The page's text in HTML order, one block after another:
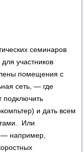
семинаров
участников
помещения с
сеть, — где
подключить
и дать всем
Или
— например,